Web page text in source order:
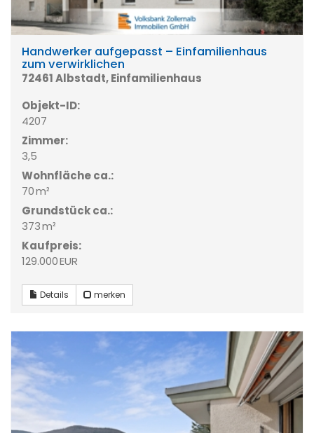
Handwerker aufgepasst – Einfamilienhaus
zum verwirklichen
72461 Albstadt, Einfamilienhaus
Objekt-ID:
4207
Zimmer:
3,5
Wohnfläche ca.:
70 m²
Grund­stück ca.:
373 m²
Kaufpreis:
129.000 EUR
Details merken